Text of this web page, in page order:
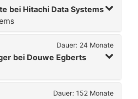
bei Hitachi Data Systems
Dauer: 24 Monate
bei Douwe Egberts
Dauer: 152 Monate